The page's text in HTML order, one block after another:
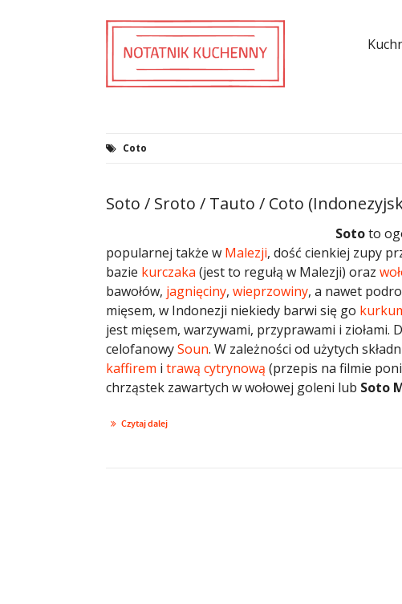
Coto
Soto / Sroto / Tauto / Coto
Sototo
popularnej także w Malezji, dość cienkiej zupy
bazie kurczaka (jest to regułą w Malezji) oraz
bawołów, jagnięciny, wieprzowiny, a nawet
mięsem, w Indonezji niekiedy barwi się go
jest mięsem, warzywami, przyprawami i ziołami.
celofanowySoun. W zależności od użytych
kaffirem i trawą cytrynową (przepis na filmie
chrząstek zawartych w wołowej goleni lub Soto
Czytaj dalej